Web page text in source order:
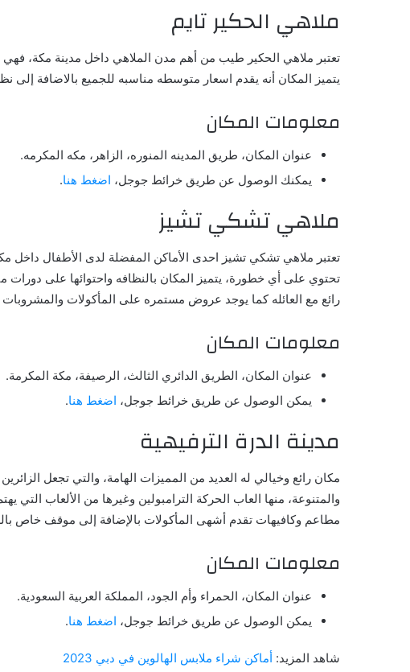
ملاهي الحكير تايم
تعتبر ملاهي الحكير طيب من أهم مدن الملاهي داخل مدينة مكة، فهي
يتميز المكان أنه يقدم اسعار متوسطه مناسبه للجميع بالاضافة
معلومات المكان
عنوان المكان، طريق المدينه المنوره، الزاهر، مكه المكرمه.
يمكنك الوصول عن طريق خرائط جوجل، اضغط هنا.
ملاهي تشكي تشيز
تعتبر ملاهي تشكي تشيز احدى الأماكن المفضلة لدى الأطفال داخل
تحتوي على أي خطورة، يتميز المكان بالنظافه واحتوائها على
رائع مع العائله كما يوجد عروض مستمره على المأكولات والمشروبات
معلومات المكان
عنوان المكان، الطريق الدائري الثالث، الرصيفة، مكة المكرمة.
يمكن الوصول عن طريق خرائط جوجل، اضغط هنا.
مدينة الدرة الترفيهية
مكان رائع وخيالي له العديد من المميزات الهامة، والتي تجعل
والمتنوعة، منها العاب الحركة الترامبولين وغيرها من الألعاب
مطاعم وكافيهات تقدم أشهى المأكولات بالإضافة إلى موقف خاص
معلومات المكان
عنوان المكان، الحمراء وأم الجود، المملكة العربية السعودية.
يمكن الوصول عن طريق خرائط جوجل، اضغط هنا.
شاهد المزيد: أماكن شراء ملابس الهالوين في دبي 2023